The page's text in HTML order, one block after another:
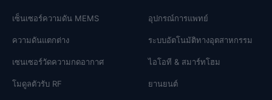
เซ็นเซอร์ความดัน MEMS
ความดันแตกต่าง
เซนเซอร์วัดความกดอากาศ
โมดูลตัวรับ RF
อุปกรณ์การแพทย์
ระบบอัตโนมัติทางอุตสาหกรรม
ไอโอที & สมาร์ทโฮม
ยานยนต์